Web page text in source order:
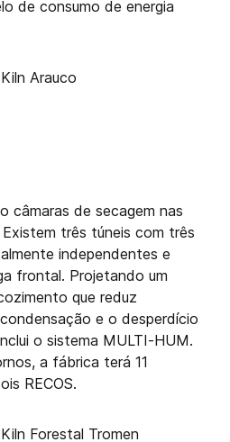
de consumo de energia
câmaras de secagem nas
três túneis com três
independentes e
frontal. Projetando um
que reduz
e o desperdício
o sistema MULTI-HUM.
a fábrica terá 11
RECOS.